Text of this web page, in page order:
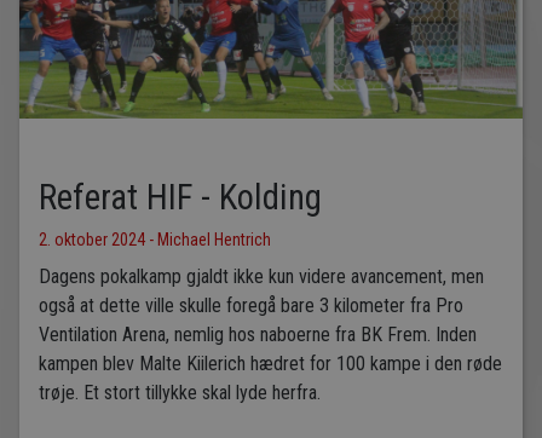
Referat HIF - Kolding
2. oktober 2024 - Michael Hentrich
Dagens pokalkamp gjaldt ikke kun videre avancement, men
også at dette ville skulle foregå bare 3 kilometer fra Pro
Ventilation Arena, nemlig hos naboerne fra BK Frem. Inden
kampen blev Malte Kiilerich hædret for 100 kampe i den røde
trøje. Et stort tillykke skal lyde herfra.